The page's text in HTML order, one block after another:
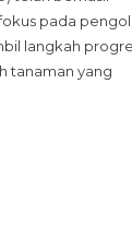
pada
langkah
tanaman yang